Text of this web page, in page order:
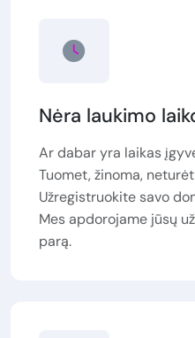
Nėra laukimo
Ar dabar yra laikas
Tuomet, žinoma,
Užregistruokite savo
Mes apdorojame jūsų
parą.